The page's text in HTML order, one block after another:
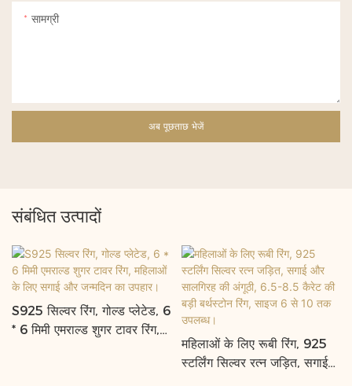
सामग्री
अब पूछताछ भेजें
संबंधित उत्पादों
S925 सिल्वर रिंग, गोल्ड प्लेटेड, 6
* 6 मिमी एमराल्ड शुगर टावर रिंग,
महिलाओं के लिए रूबी रिंग, 925
स्टर्लिंग सिल्वर रत्न जड़ित, सगाई